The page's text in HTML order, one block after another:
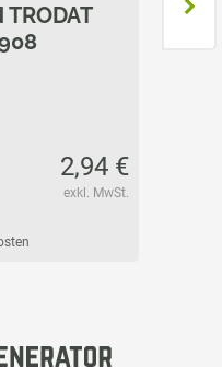
TRODAT
2,94 €
exkl. MwSt.